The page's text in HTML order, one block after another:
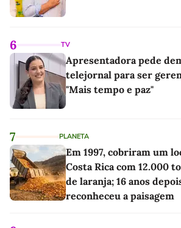
6 TV
Apresentadora pede
telejornal para ser
"Mais tempo e paz"
7 PLANETA
Em 1997, cobriram um
Costa Rica com 12.000
de laranja; 16 anos
reconheceu a paisagem